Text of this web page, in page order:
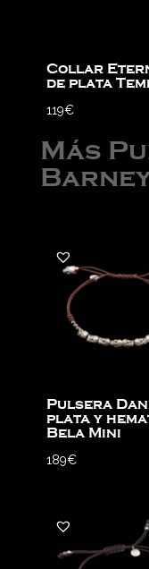
Collar
de plata
119€
Más
Pulsera
plata y
Bela Mini
189€